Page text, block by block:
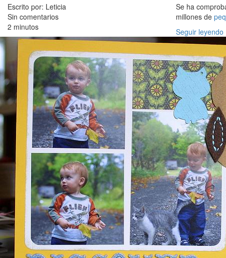
Escrito por: Leticia
Sin comentarios
2 minutos
Se ha
millones de
Seguir leyendo